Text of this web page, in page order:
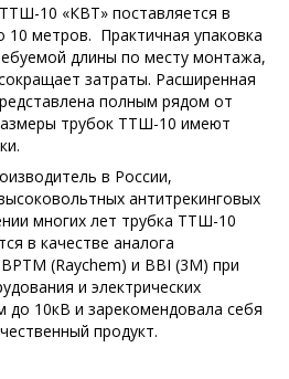
10 «КВТ» поставляется в
10 метров. Практичная упаковка
длины по месту монтажа,
затраты. Расширенная
полным рядом от
трубок ТТШ-10 имеют
в России,
антитрекинговых
многих лет трубка ТТШ-10
в качестве аналога
(Raychem) и BBI (3M) при
и электрических
до 10кВ и зарекомендовала себя
продукт.